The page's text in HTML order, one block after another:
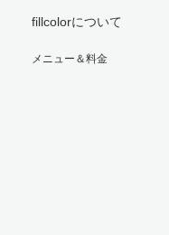
fillcolorについて
メニュー＆料金